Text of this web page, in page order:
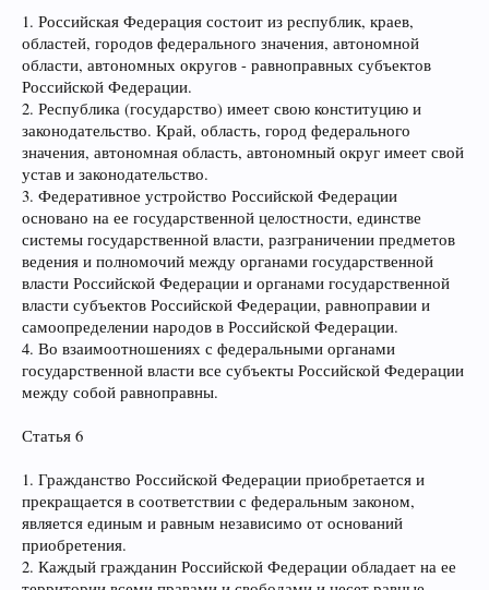
1. Российская Федерация состоит из республик, краев,
областей, городов федерального значения, автономной
области, автономных округов - равноправных субъектов
Российской Федерации.
2. Республика (государство) имеет свою конституцию и
законодательство. Край, область, город федерального
значения, автономная область, автономный округ имеет свой
устав и законодательство.
3. Федеративное устройство Российской Федерации
основано на ее государственной целостности, единстве
системы государственной власти, разграничении предметов
ведения и полномочий между органами государственной
власти Российской Федерации и органами государственной
власти субъектов Российской Федерации, равноправии и
самоопределении народов в Российской Федерации.
4. Во взаимоотношениях с федеральными органами
государственной власти все субъекты Российской Федерации
между собой равноправны.
Статья 6
1. Гражданство Российской Федерации приобретается и
прекращается в соответствии с федеральным законом,
является единым и равным независимо от оснований
приобретения.
2. Каждый гражданин Российской Федерации обладает на ее